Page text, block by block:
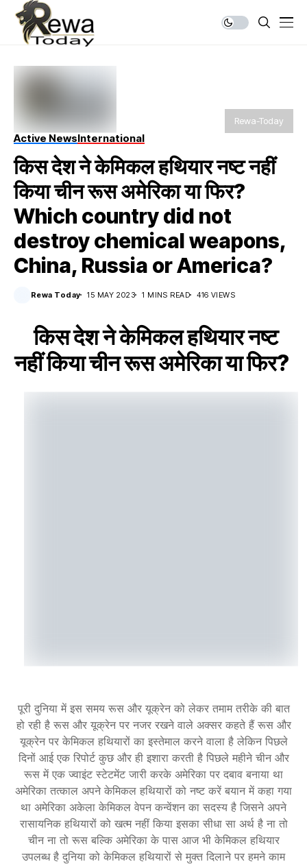
Rewa-Today
Active NewsInternational
किस देश ने केमिकल हथियार नष्ट नहीं
किया चीन रूस अमेरिका या फिर?
Which country did not
destroy chemical weapons,
China, Russia or America?
Rewa Today 15 MAY 2023 1 MINS READ 416 VIEWS
किस देश ने केमिकल हथियार नष्ट
नहीं किया चीन रूस अमेरिका या फिर?
पूरी दुनिया में इस समय रूस और यूक्रेन को लेकर तमाम तरीके की बात
हो रही है रूस और यूक्रेन पर नजर रखने वाले अक्सर कहते हैं रूस और
यूक्रेन पर केमिकल हथियारों का इस्तेमाल करने वाला है लेकिन पिछले
दिनों आई एक रिपोर्ट कुछ और ही इशारा करती है पिछले महीने चीन और
रूस में एक ज्वाइंट स्टेटमेंट जारी करके अमेरिका पर दबाव बनाया था
अमेरिका तत्काल अपने केमिकल हथियारों को नष्ट करें बयान में कहा गया
था अमेरिका अकेला केमिकल वेपन कन्वेंशन का सदस्य है जिसने अपने
रासायनिक हथियारों को खत्म नहीं किया इसका सीधा सा अर्थ है ना तो
चीन ना तो रूस बल्कि अमेरिका के पास आज भी केमिकल हथियार
उपलब्ध है दुनिया को केमिकल हथियारों से मुक्त दिलाने पर हमने काम